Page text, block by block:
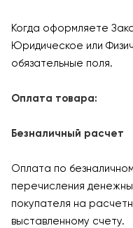
Когда оформляете
Юридическое или
обязательные поля.
Оплата товара:
Безналичный расчет
Оплата по
перечисления
покупателя на
выставленному счету.